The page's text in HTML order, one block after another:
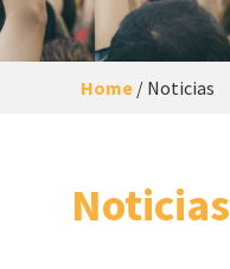
Home/ Noticias
Noticias